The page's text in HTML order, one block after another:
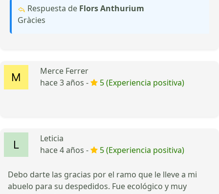
Respuesta de Flors Anthurium
Gràcies
Merce Ferrer
hace 3 años -
5 (Experiencia positiva)
Leticia
hace 4 años -
5 (Experiencia positiva)
Debo darte las gracias por el ramo que le lleve a mi
abuelo para su despedidos. Fue ecológico y muy